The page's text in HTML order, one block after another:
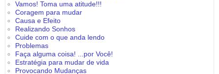
Vamos! Toma uma atitude!!!
Coragem para mudar
Causa e Efeito
Realizando Sonhos
Cuide com o que anda lendo
Problemas
Faça alguma coisa! ...por Você!
Estratégia para mudar de vida
Provocando Mudanças